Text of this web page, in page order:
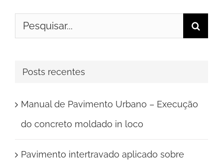
Buscar
Posts recentes
Manual de Pavimento Urbano – Execução
do concreto moldado in loco
Pavimento intertravado aplicado sobre